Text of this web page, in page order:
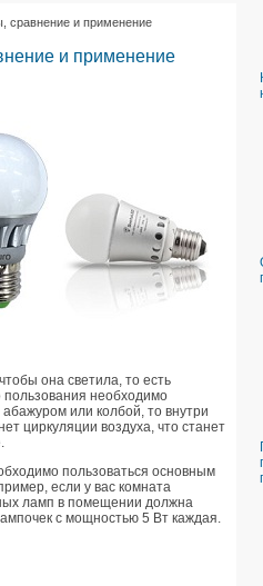
сравнение и применение
и применение
она светила, то есть
необходимо
или колбой, то внутри
циркуляции воздуха, что станет
пользоваться основным
если у вас комната
ламп в помещении должна
с мощностью 5 Вт каждая.